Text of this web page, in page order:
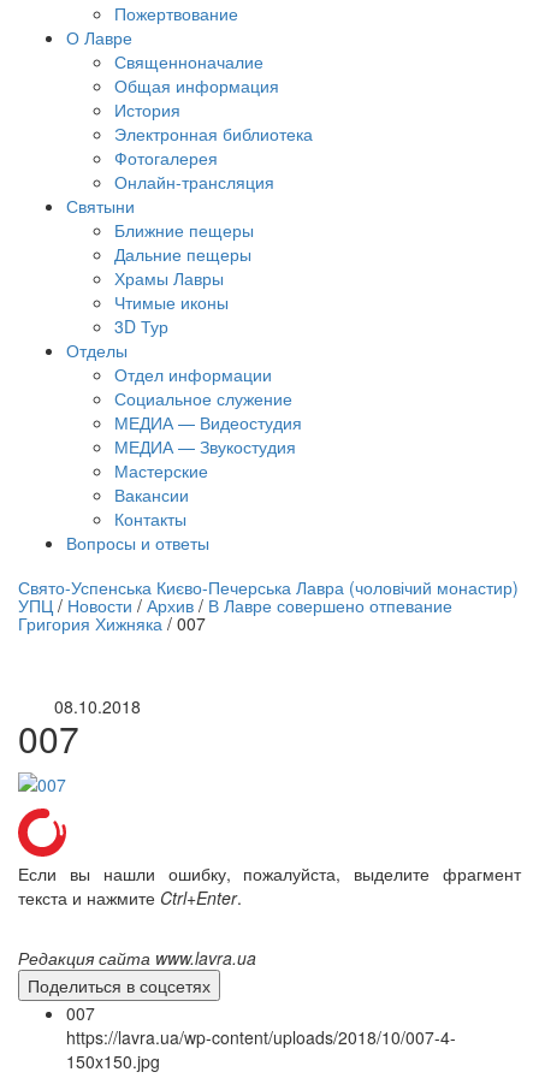
Пожертвование
О Лавре
Священноначалие
Общая информация
История
Электронная библиотека
Фотогалерея
Онлайн-трансляция
Святыни
Ближние пещеры
Дальние пещеры
Храмы Лавры
Чтимые иконы
3D Тур
Отделы
Отдел информации
Социальное служение
МЕДИА — Видеостудия
МЕДИА — Звукостудия
Мастерские
Вакансии
Контакты
Вопросы и ответы
трансляция | 12 сентября
трансляции
Свято-Успенська Києво-Печерська Лавра (чоловічий монастир)
УПЦ / Новости / Архив / В Лавре совершено отпевание
Григория Хижняка / 007
08.10.2018
007
Если вы нашли ошибку, пожалуйста, выделите фрагмент
текста и нажмите Ctrl+Enter.
Редакция сайта www.lavra.ua
Поделиться в соцсетях
007
https://lavra.ua/wp-content/uploads/2018/10/007-4-
150x150.jpg